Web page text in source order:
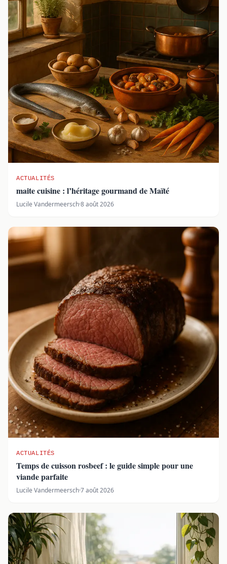
ACTUALITÉS
maite cuisine : l’héritage gourmand de Maïté
Lucile Vandermeersch·8 août 2026
ACTUALITÉS
Temps de cuisson rosbeef : le guide simple pour une
viande parfaite
Lucile Vandermeersch·7 août 2026